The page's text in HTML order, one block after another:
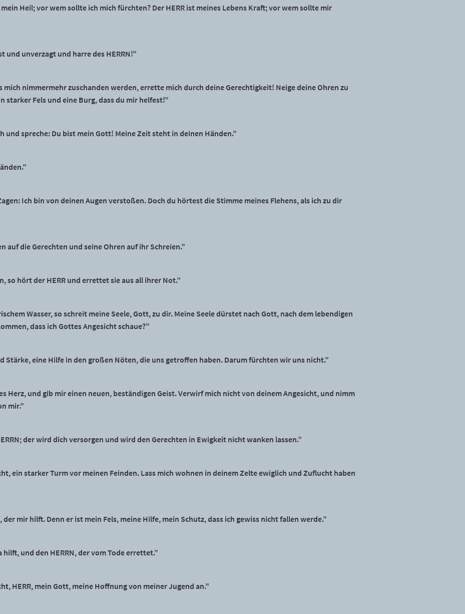
Heil; vor wem sollte ich mich fürchten? Der HERR ist meines Lebens Kraft; vor wem sollte mir
und unverzagt und harre des HERRN!”
mich nimmermehr zuschanden werden, errette mich durch deine Gerechtigkeit! Neige deine Ohren zu
starker Fels und eine Burg, dass du mir helfest!”
und spreche: Du bist mein Gott! Meine Zeit steht in deinen Händen.”
Ich bin von deinen Augen verstoßen. Doch du hörtest die Stimme meines Flehens, als ich zu dir
auf die Gerechten und seine Ohren auf ihr Schreien.”
so hört der HERR und errettet sie aus all ihrer Not.”
Wasser, so schreit meine Seele, Gott, zu dir. Meine Seele dürstet nach Gott, nach dem lebendigen
dass ich Gottes Angesicht schaue?”
Stärke, eine Hilfe in den großen Nöten, die uns getroffen haben. Darum fürchten wir uns nicht.”
Herz, und gib mir einen neuen, beständigen Geist. Verwirf mich nicht von deinem Angesicht, und nimm
mir.”
der wird dich versorgen und wird den Gerechten in Ewigkeit nicht wanken lassen.”
ein starker Turm vor meinen Feinden. Lass mich wohnen in deinem Zelte ewiglich und Zuflucht haben
der mir hilft. Denn er ist mein Fels, meine Hilfe, mein Schutz, dass ich gewiss nicht fallen werde.”
und den HERRN, der vom Tode errettet.”
HERR, mein Gott, meine Hoffnung von meiner Jugend an.”